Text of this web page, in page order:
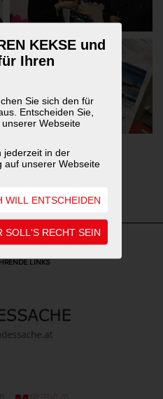
KEKSE und
Ihren
Sie sich den für
Entscheiden Sie,
Webseite
jederzeit in der
auf unserer Webseite
WILL ENTSCHEIDEN
SOLL'S RECHT SEIN
LINKS